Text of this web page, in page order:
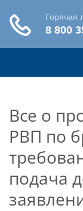
Все о
РВП по
подача